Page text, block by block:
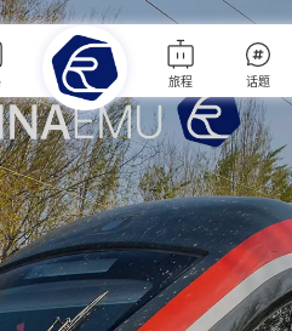
旅程 话题